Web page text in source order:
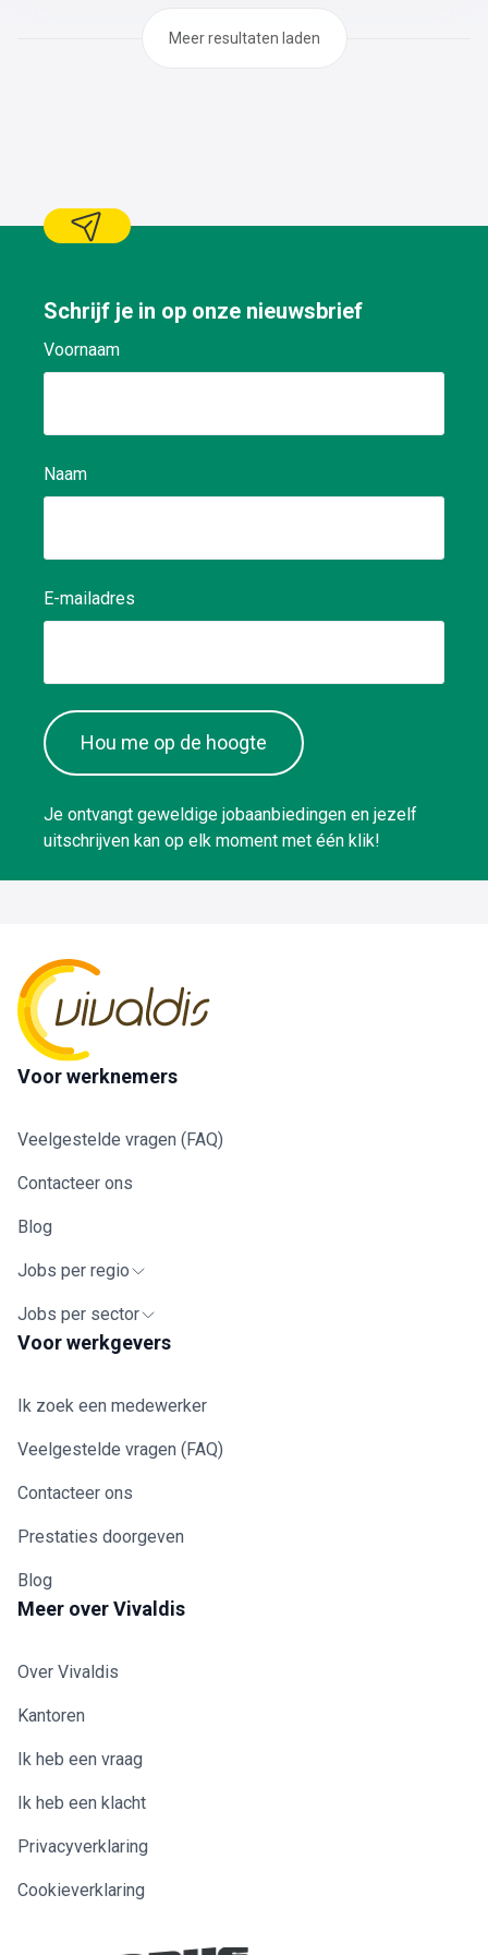
Meer resultaten laden
Schrijf je in op onze nieuwsbrief
Voornaam
Naam
E-mailadres
Hou me op de hoogte
Je ontvangt geweldige jobaanbiedingen en jezelf
uitschrijven kan op elk moment met één klik!
Voor werknemers
Veelgestelde vragen (FAQ)
Contacteer ons
Blog
Jobs per regio
Jobs per sector
Voor werkgevers
Ik zoek een medewerker
Veelgestelde vragen (FAQ)
Contacteer ons
Prestaties doorgeven
Blog
Meer over Vivaldis
Over Vivaldis
Kantoren
Ik heb een vraag
Ik heb een klacht
Privacyverklaring
Cookieverklaring